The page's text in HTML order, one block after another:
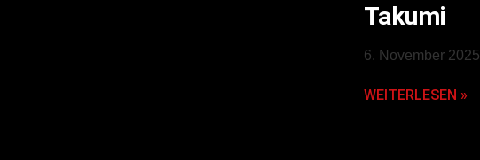
Takumi
6. November 2025
WEITERLESEN »